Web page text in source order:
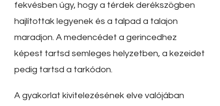
fekvésben úgy, hogy a térdek derékszögben
hajlítottak legyenek és a talpad a talajon
maradjon. A medencédet a gerincedhez
képest tartsd semleges helyzetben, a kezeidet
pedig tartsd a tarkódon.
A gyakorlat kivitelezésének elve valójában